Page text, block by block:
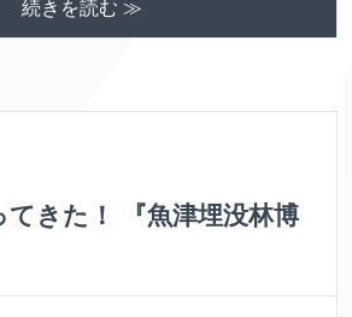
続きを読む ≫
てきた！ 『魚津埋没林博